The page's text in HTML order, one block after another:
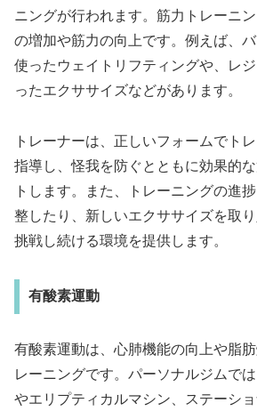
ニングが行われます。筋力トレーニ
の増加や筋力の向上です。例えば、
使ったウェイトリフティングや、レ
ったエクササイズなどがあります。
トレーナーは、正しいフォームでト
指導し、怪我を防ぐとともに効果的
トします。また、トレーニングの進
整したり、新しいエクササイズを取
挑戦し続ける環境を提供します。
有酸素運動
有酸素運動は、心肺機能の向上や脂
レーニングです。パーソナルジムで
やエリプティカルマシン、ステーシ